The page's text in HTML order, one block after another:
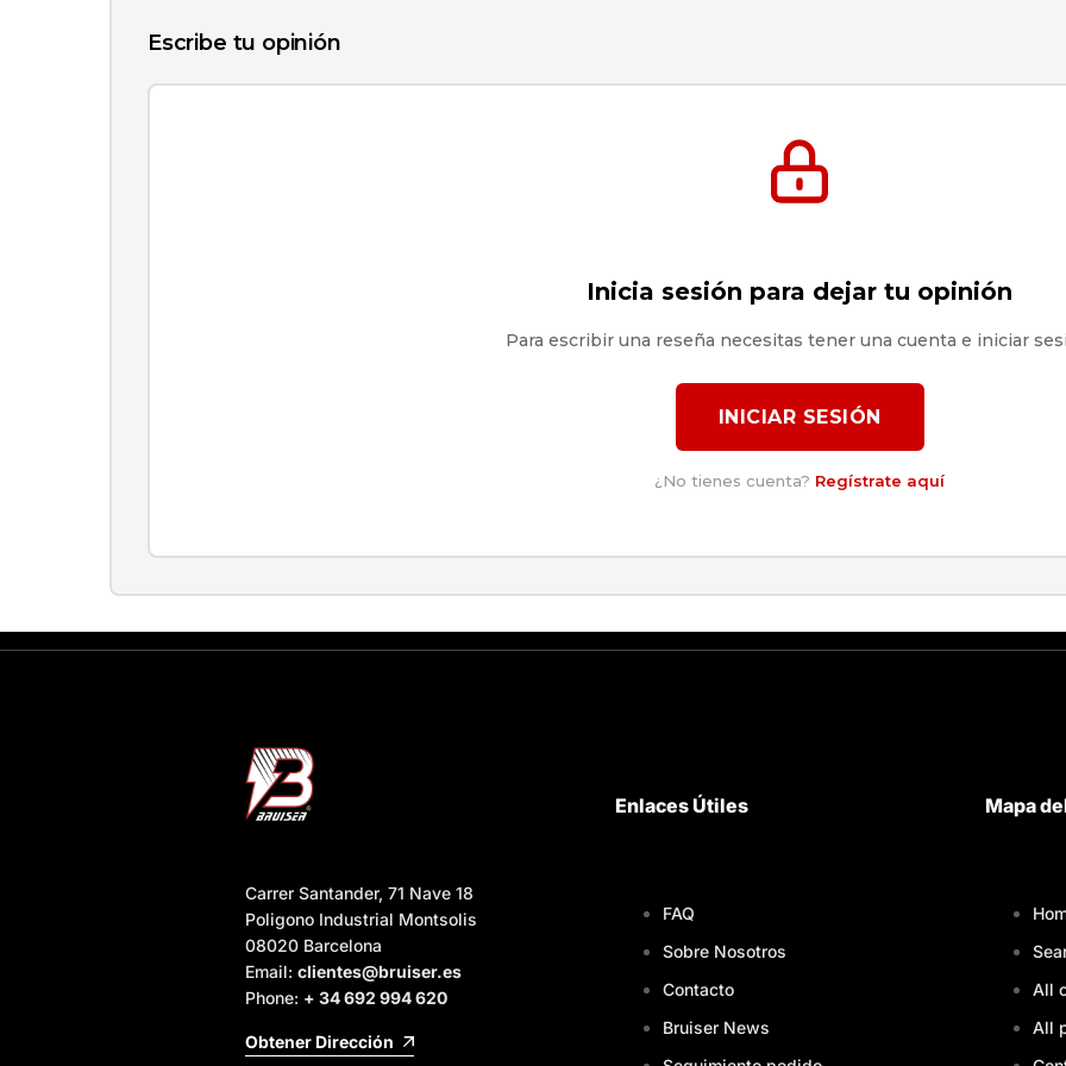
Escribe tu opinión
Inicia sesión para dejar tu opinión
Para escribir una reseña necesitas tener una cuenta e iniciar
INICIAR SESIÓN
¿No tienes cuenta? Regístrate aquí
Carrer Santander, 71 Nave 18
Poligono Industrial Montsolis
08020 Barcelona
Email: clientes@bruiser.es
Phone: + 34 692 994 620
Obtener Dirección
Enlaces Útiles
FAQ
Sobre Nosotros
Contacto
Bruiser News
Mapa
All
All